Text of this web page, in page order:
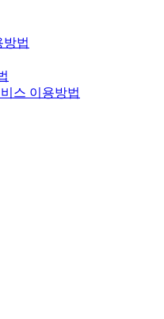
방법
스 이용방법